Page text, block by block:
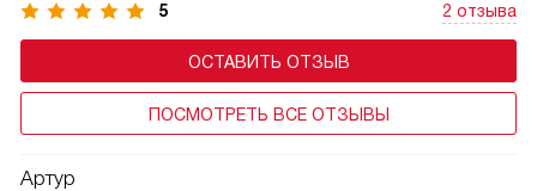
5 2 отзыва
ОСТАВИТЬ ОТЗЫВ
ПОСМОТРЕТЬ ВСЕ ОТЗЫВЫ
Артур